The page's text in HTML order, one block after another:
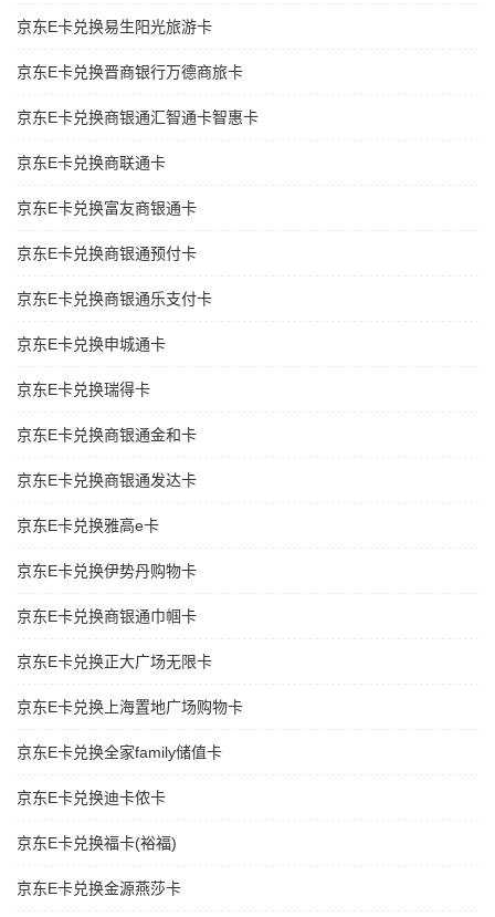
京东E卡兑换易生阳光旅游卡
京东E卡兑换晋商银行万德商旅卡
京东E卡兑换商银通汇智通卡智惠卡
京东E卡兑换商联通卡
京东E卡兑换富友商银通卡
京东E卡兑换商银通预付卡
京东E卡兑换商银通乐支付卡
京东E卡兑换申城通卡
京东E卡兑换瑞得卡
京东E卡兑换商银通金和卡
京东E卡兑换商银通发达卡
京东E卡兑换雅高e卡
京东E卡兑换伊势丹购物卡
京东E卡兑换商银通巾帼卡
京东E卡兑换正大广场无限卡
京东E卡兑换上海置地广场购物卡
京东E卡兑换全家family储值卡
京东E卡兑换迪卡侬卡
京东E卡兑换福卡(裕福)
京东E卡兑换金源燕莎卡